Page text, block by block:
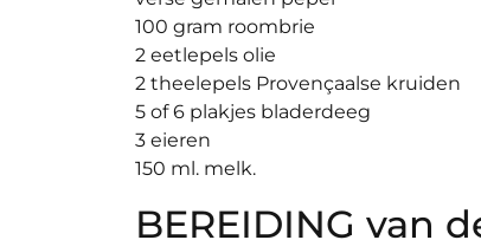
100 gram roombrie
2 eetlepels olie
2 theelepels Provençaalse kruiden
5 of 6 plakjes bladerdeeg
3 eieren
150 ml. melk.
BEREIDING van